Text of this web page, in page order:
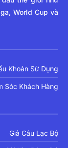
World Cup và
Khoản Sử Dụng
Sóc Khách Hàng
Giả Câu Lạc Bộ